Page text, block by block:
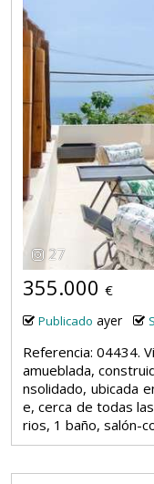
27
355.000 €
Publicado ayer
Referencia: 04434.
amueblada,
nsolidado, ubicada
e, cerca de todas
rios, 1 baño, salón-